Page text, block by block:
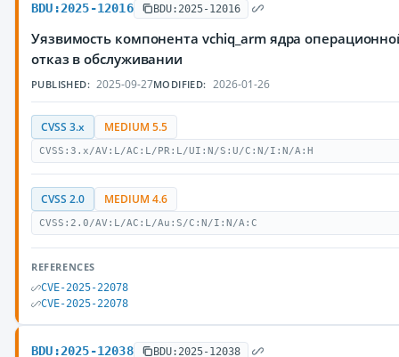
BDU:2025-12016 BDU:2025-12016
Уязвимость компонента vchiq_arm ядра
отказ в обслуживании
PUBLISHED: 2025-09-27MODIFIED: 2026-01-26
CVSS 3.x MEDIUM 5.5
CVSS:3.x/AV:L/AC:L/PR:L/UI:N/S:U/C:N/I:N/A:H
CVSS 2.0 MEDIUM 4.6
CVSS:2.0/AV:L/AC:L/Au:S/C:N/I:N/A:C
REFERENCES
CVE-2025-22078
CVE-2025-22078
BDU:2025-12038 BDU:2025-12038